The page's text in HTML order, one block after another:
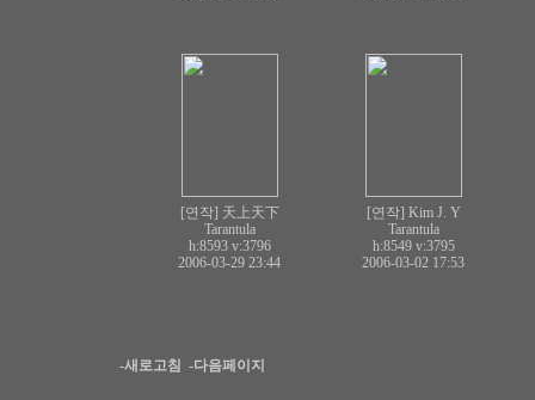
[연작] 天上天下
Tarantula
h:8593 v:3796
2006-03-29 23:44
[연작] Kim J. Y
Tarantula
h:8549 v:3795
2006-03-02 17:53
-새로고침 -다음페이지